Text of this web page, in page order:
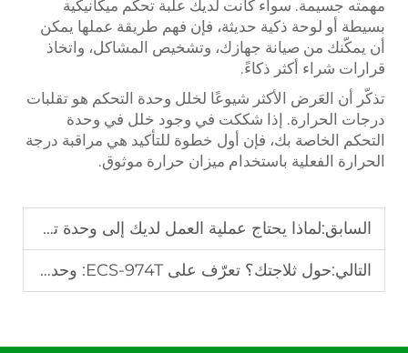
مهمته جسيمة. سواء كانت لديك علبة تحكم ميكانيكية
بسيطة أو لوحة ذكية حديثة، فإن فهم طريقة عملها يمكن
أن يمكّنك من صيانة جهازك، وتشخيص المشاكل، واتخاذ
قرارات شراء أكثر ذكاءً.
تذكّر أن العَرض الأكثر شيوعًا لخلل وحدة التحكم هو تقلبات
درجات الحرارة. إذا شككت في وجود خلل في وحدة
التحكم الخاصة بك، فإن أول خطوة للتأكيد هي مراقبة درجة
الحرارة الفعلية باستخدام ميزان حرارة موثوق.
السابق:لماذا يحتاج عملية العمل لديك إلى وحدة تحكم رقمية في درجة الحرارة
التالي:حول ثلاجتك؟ تعرّف على ECS-974T: وحدة التحكم الجديدة المثالية في درجة حرارة الثلاجة.